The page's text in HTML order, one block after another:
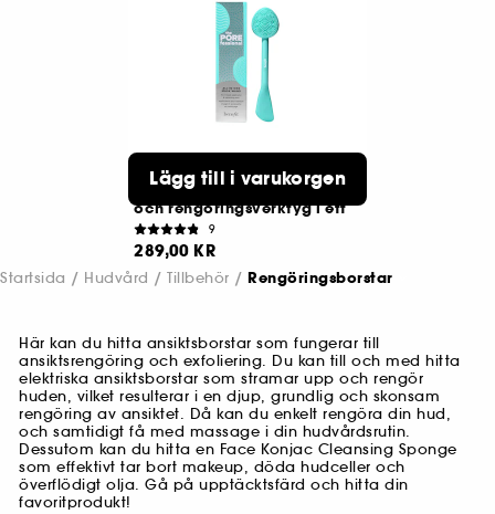
Spatel med borste för
ansiktsmask – applikator
och rengöringsverktyg i ett
9
289,00 KR
Lägg till i varukorgen
Startsida Hudvård Tillbehör Rengöringsborstar
Här kan du hitta ansiktsborstar som fungerar till
ansiktsrengöring och exfoliering. Du kan till och med hitta
elektriska ansiktsborstar som stramar upp och rengör
huden, vilket resulterar i en djup, grundlig och skonsam
rengöring av ansiktet. Då kan du enkelt rengöra din hud,
och samtidigt få med massage i din hudvårdsrutin.
Dessutom kan du hitta en Face Konjac Cleansing Sponge
som effektivt tar bort makeup, döda hudceller och
överflödigt olja. Gå på upptäcktsfärd och hitta din
favoritprodukt!